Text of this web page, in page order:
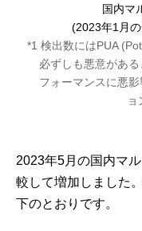
国内マ
(2023年1月
*1 検出数にはPUA
必ずしも悪意があ
フォーマンスに悪
ョ
2023年5月の国内マ
較して増加しました
下のとおりです。